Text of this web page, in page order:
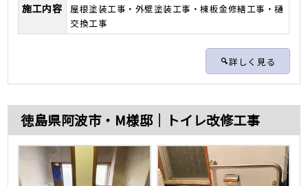
施工内容
屋根塗装工事・外壁塗装工事・棟板金修繕工事・樋
交換工事
詳しく見る
徳島県阿波市・M様邸｜トイレ改修工事